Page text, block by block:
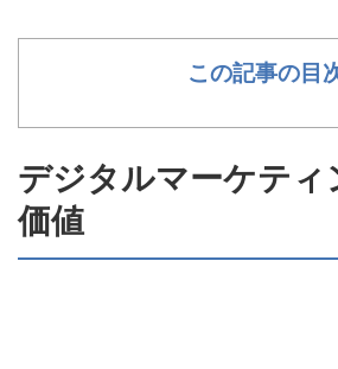
この記事の目
デジタルマーケティ
価値